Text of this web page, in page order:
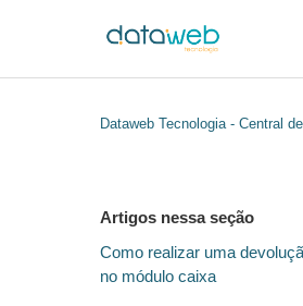
Dataweb Tecnologia - Central
Artigos nessa seção
Como realizar uma
no módulo caixa